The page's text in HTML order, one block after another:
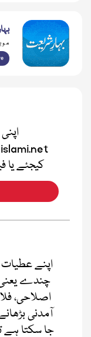
کیجئے یا
اپنے
چندے یعنی
اصلاحی،
آمدنی
جا سکتا ہے